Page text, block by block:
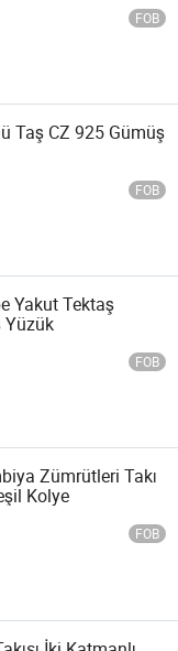
FOB
Taş CZ 925 Gümüş
FOB
Yakut Tektaş
Yüzük
FOB
Zümrütleri Takı
Kolye
FOB